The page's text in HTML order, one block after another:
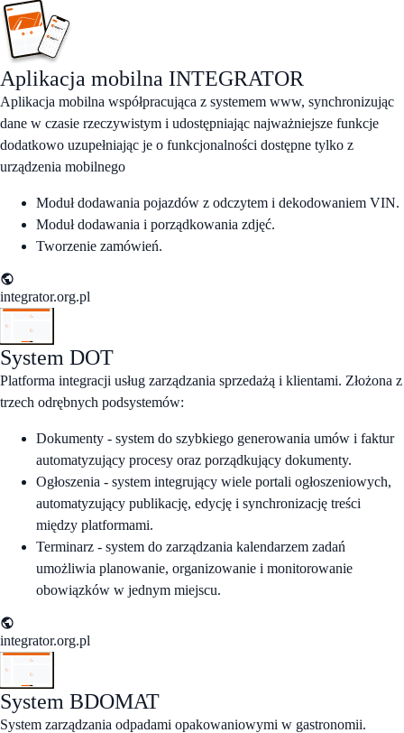
Aplikacja mobilna INTEGRATOR
Aplikacja mobilna współpracująca z systemem www, synchronizując
dane w czasie rzeczywistym i udostępniając najważniejsze funkcje
dodatkowo uzupełniając je o funkcjonalności dostępne tylko z
urządzenia mobilnego
Moduł dodawania pojazdów z odczytem i dekodowaniem VIN.
Moduł dodawania i porządkowania zdjęć.
Tworzenie zamówień.
integrator.org.pl
System DOT
Platforma integracji usług zarządzania sprzedażą i klientami. Złożona z
trzech odrębnych podsystemów:
Dokumenty - system do szybkiego generowania umów i faktur
automatyzujący procesy oraz porządkujący dokumenty.
Ogłoszenia - system integrujący wiele portali ogłoszeniowych,
automatyzujący publikację, edycję i synchronizację treści
między platformami.
Terminarz - system do zarządzania kalendarzem zadań
umożliwia planowanie, organizowanie i monitorowanie
obowiązków w jednym miejscu.
integrator.org.pl
System BDOMAT
System zarządzania odpadami opakowaniowymi w gastronomii.